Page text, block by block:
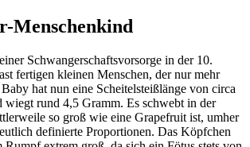
Menschenkind
Schwangerschaftsvorsorge in der 10.
fertigen kleinen Menschen, der nur mehr
hat nun eine Scheitelsteißlänge von circa
rund 4,5 Gramm. Es schwebt in der
so groß wie eine Grapefruit ist, umher
definierte Proportionen. Das Köpfchen